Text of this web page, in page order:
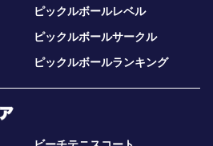
ピックルボールレベル
ピックルボールサークル
ピックルボールランキング